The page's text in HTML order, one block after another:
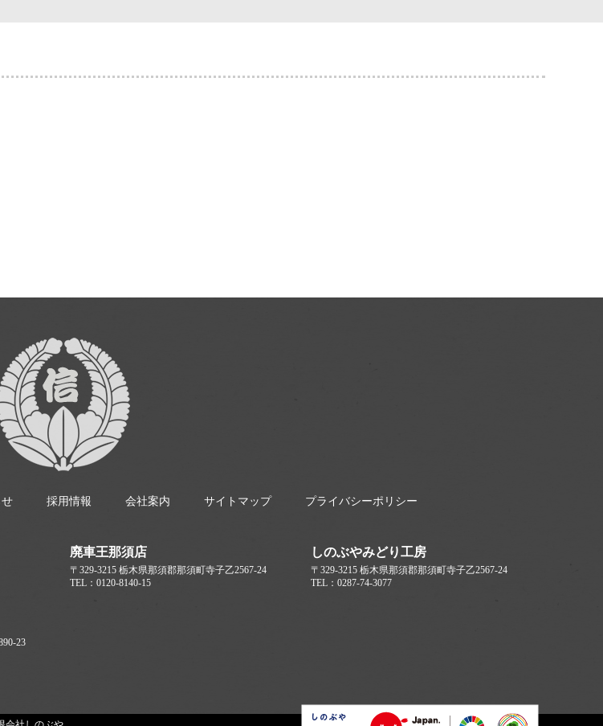
採用情報 会社案内 サイトマップ プライバシーポリシー
廃車王那須店
〒329-3215 栃木県那須郡那須町寺子乙2567-24
TEL：0120-8140-15
しのぶやみどり工房
〒329-3215 栃木県那須郡那須町寺子乙2567-24
TEL：0287-74-3077
23